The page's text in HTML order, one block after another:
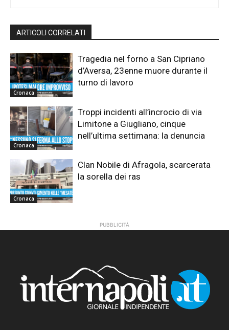
ARTICOLI CORRELATI
Cronaca
Tragedia nel forno a San Cipriano
d’Aversa, 23enne muore durante il
turno di lavoro
Cronaca
Troppi incidenti all’incrocio di via
Limitone a Giugliano, cinque
nell’ultima settimana: la denuncia
Cronaca
Clan Nobile di Afragola, scarcerata
la sorella dei ras
PUBBLICITÀ